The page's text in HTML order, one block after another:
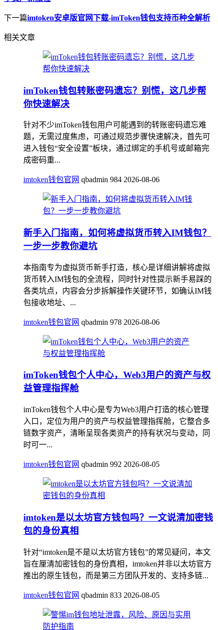
下一篇imtoken安卓版官网下载-imToken钱包支持币种全解析
相关文章
imToken钱包转账密码遗忘？别慌，这几步帮
你快速解决
针对不少imToken钱包用户可能遇到的转账密码遗忘难
题，无需过度焦虑，可通过规范步骤快速解决，首先可
进入钱包“安全设置”板块，通过绑定的手机号或邮箱完
成密码重...
imtoken钱包官网 qbadmin 984 2026-08-06
新手入门指南，如何将虚拟货币转入IM钱包？
一步一步教你避坑
本指南专为虚拟货币新手打造，核心是详细讲解将虚拟
货币转入IM钱包的全流程，同时针对性提示新手易踩的
各类坑点，内容会分步拆解操作关键环节，如确认IM钱
包接收地址、...
imtoken钱包官网 qbadmin 978 2026-08-06
imToken钱包个人中心，Web3用户的资产与权
益管理指挥舱
imToken钱包个人中心是专为Web3用户打造的核心管理
入口，定位为用户的资产与权益管理指挥舱，它整合多
链数字资产，清晰呈现各类资产的持有状况与变动，同
时可一...
imtoken钱包官网 qbadmin 992 2026-08-05
imtoken是以太坊官方钱包吗？一文说清加密钱
包的身份真相
针对“imtoken是不是以太坊官方钱包”的常见疑问，本文
旨在厘清加密钱包的身份真相，imtoken并非以太坊官方
推出的原生钱包，而是第三方团队开发的、支持多链...
imtoken钱包官网 qbadmin 833 2026-08-05